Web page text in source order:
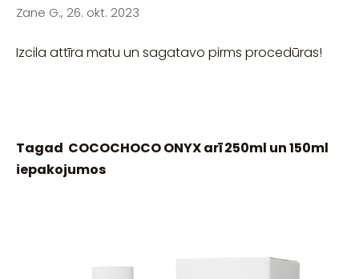
Tagad COCOCHOCO ONYX arī 250ml un 150ml
iepakojumos
Zane G., 26. okt. 2023
Izcila attīra matu un sagatavo pirms procedūras!